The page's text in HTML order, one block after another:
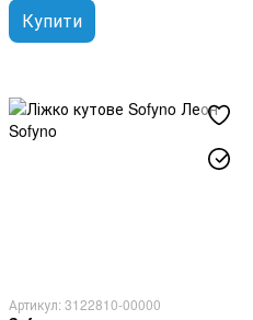
Купити
Артикул: 3122810-00000